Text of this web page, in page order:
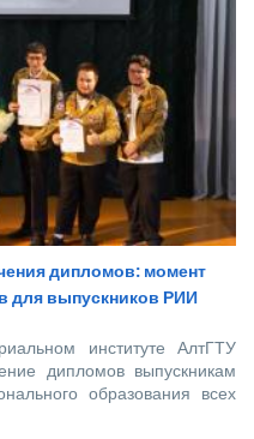
дипломов: момент
для выпускников РИИ
институте АлтГТУ
дипломов выпускникам
образования всех